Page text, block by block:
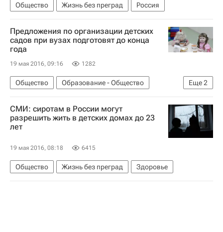
Общество Жизнь без преград Россия
Предложения по организации детских
садов при вузах подготовят до конца
года
19 мая 2016, 09:16 1282
Еще2
Общество
Образование - Общество
Алексей Вовченко
Министерство труда и социальной защиты Белоруссии
СМИ: cиротам в России могут
разрешить жить в детских домах до 23
лет
19 мая 2016, 08:18 6415
Общество Жизнь без преград Здоровье